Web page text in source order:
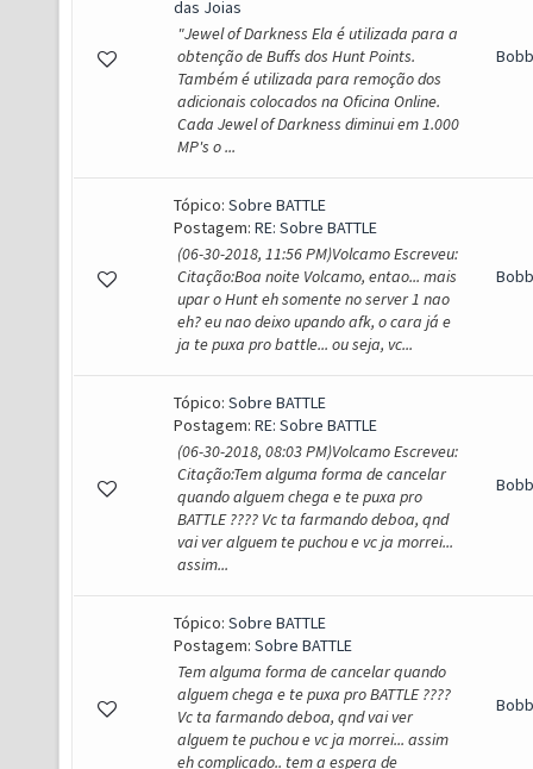
das Joias
"Jewel of Darkness Ela é utilizada para a
obtenção de Buffs dos Hunt Points.
Também é utilizada para remoção dos
adicionais colocados na Oficina Online.
Cada Jewel of Darkness diminui em 1.000
MP's o ...
Tópico: Sobre BATTLE
Postagem: RE: Sobre BATTLE
(06-30-2018, 11:56 PM)Volcamo Escreveu:
Citação:Boa noite Volcamo, entao... mais
upar o Hunt eh somente no server 1 nao
eh? eu nao deixo upando afk, o cara já e
ja te puxa pro battle... ou seja, vc...
Tópico: Sobre BATTLE
Postagem: RE: Sobre BATTLE
(06-30-2018, 08:03 PM)Volcamo Escreveu:
Citação:Tem alguma forma de cancelar
quando alguem chega e te puxa pro
BATTLE ???? Vc ta farmando deboa, qnd
vai ver alguem te puchou e vc ja morrei...
assim...
Tópico: Sobre BATTLE
Postagem: Sobre BATTLE
Tem alguma forma de cancelar quando
alguem chega e te puxa pro BATTLE ????
Vc ta farmando deboa, qnd vai ver
alguem te puchou e vc ja morrei... assim
eh complicado.. tem a espera de